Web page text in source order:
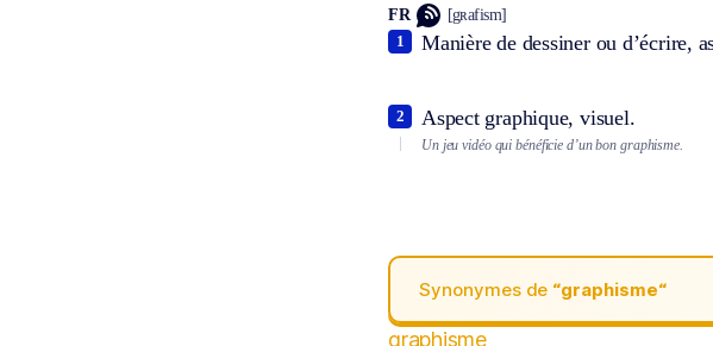
FR [gʀafism]
Manière de dessiner ou d’écrire,
1
Aspect graphique, visuel.
2
Un jeu vidéo qui bénéficie d’un bon graphisme.
Synonymes de “graphisme“
graphisme